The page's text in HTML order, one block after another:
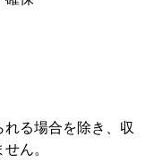
る場合を除き、収
ん。